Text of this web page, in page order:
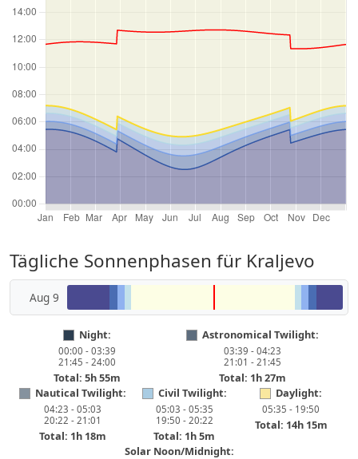
Tägliche Sonnenphasen für Kraljevo
Aug 9
Night:
00:00 - 03:39
21:45 - 24:00
Total: 5h 55m
Astronomical Twilight:
03:39 - 04:23
21:01 - 21:45
Total: 1h 27m
Nautical Twilight:
04:23 - 05:03
20:22 - 21:01
Total: 1h 18m
Civil Twilight:
05:03 - 05:35
19:50 - 20:22
Total: 1h 5m
Daylight:
05:35 - 19:50
Total: 14h 15m
Solar Noon/Midnight: